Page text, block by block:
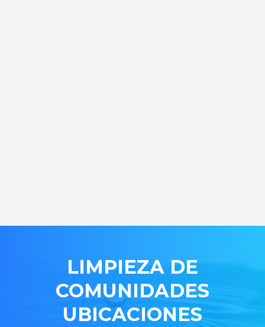
LIMPIEZA DE
COMUNIDADES
UBICACIONES